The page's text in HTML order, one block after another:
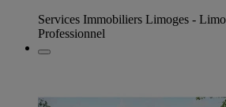
Services Immobiliers Limoges -
Professionnel